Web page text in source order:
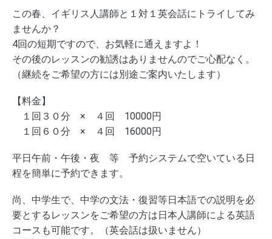
この春、イギリス人講師と１対１英会話にトライしてみ
ませんか？
4回の短期ですので、お気軽に通えますよ！
その後のレッスンの勧誘はありませんのでご心配なく。
（継続をご希望の方には別途ご案内いたします）
【料金】
１回３０分　×　４回　10000円
１回６０分　×　４回　16000円
平日午前・午後・夜　等　予約システムで空いている日
程を簡単に予約できます。
尚、中学生で、中学の文法・復習等日本語での説明を必
要とするレッスンをご希望の方は日本人講師による英語
コースも可能です。（英会話は扱いません）